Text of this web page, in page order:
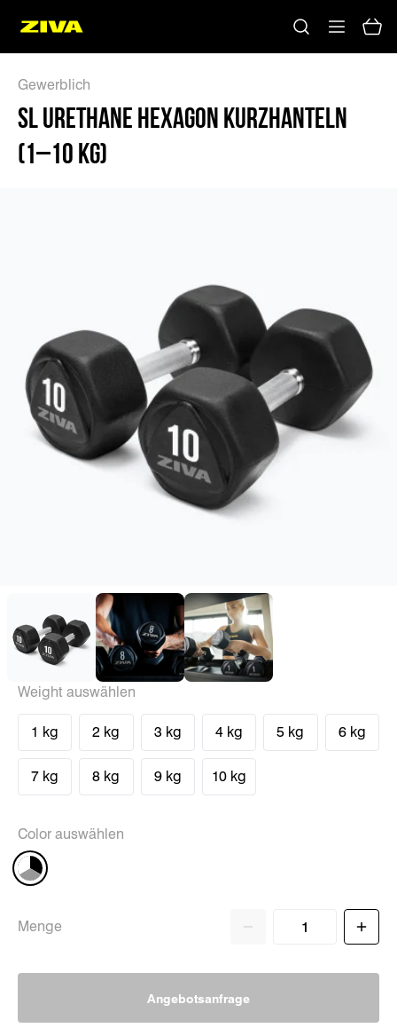
Gewerblich
SL URETHANE HEXAGON KURZHANTELN
(1–10 KG)
Weight auswählen
1 kg 2 kg 3 kg 4 kg 5 kg 6 kg
7 kg 8 kg 9 kg 10 kg
Color auswählen
Menge
Angebotsanfrage